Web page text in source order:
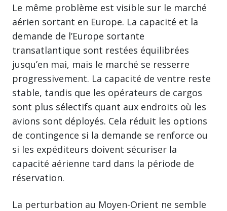
Le même problème est visible sur le marché
aérien sortant en Europe. La capacité et la
demande de l’Europe sortante
transatlantique sont restées équilibrées
jusqu’en mai, mais le marché se resserre
progressivement. La capacité de ventre reste
stable, tandis que les opérateurs de cargos
sont plus sélectifs quant aux endroits où les
avions sont déployés. Cela réduit les options
de contingence si la demande se renforce ou
si les expéditeurs doivent sécuriser la
capacité aérienne tard dans la période de
réservation.
La perturbation au Moyen-Orient ne semble